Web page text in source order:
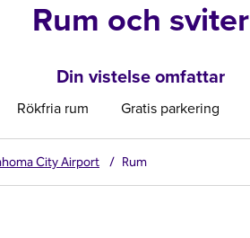
Rum och sviter
Din vistelse omfattar
Rökfria rum Gratis parkering
City Airport / Rum